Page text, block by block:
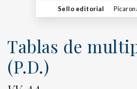
Sello editorial
Tablas de
(P.D.)